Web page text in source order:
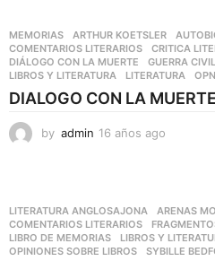
s
a
g
o
MEMORIAS ARTHUR KOETSLER ,
COMENTARIOS LITERARIOS
,CRITICA
DIÁLOGO CON LA MUERTE
,GUERRA
LIBROS Y LITERATURA
,LITERATURA ,
DIALOGO CON LA
by admin 16 años ago
s
a
g
LITERATURA ANGLOSAJONA ARENAS
COMENTARIOS LITERARIOS
,
LIBRO DE MEMORIAS
,LIBROS Y
OPINIONES SOBRE LIBROS
,SYBILLE